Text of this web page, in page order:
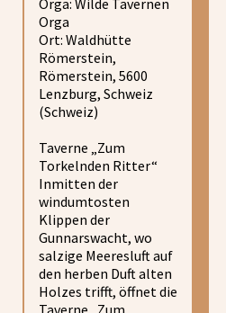
Orga
Ort: Waldhütte
Römerstein,
Römerstein, 5600
Lenzburg, Schweiz
(Schweiz)
Taverne „Zum
Torkelnden Ritter“
Inmitten der
windumtosten
Klippen der
Gunnarswacht, wo
salzige Meeresluft auf
den herben Duft alten
Holzes trifft, öffnet die
Taverne „Zum